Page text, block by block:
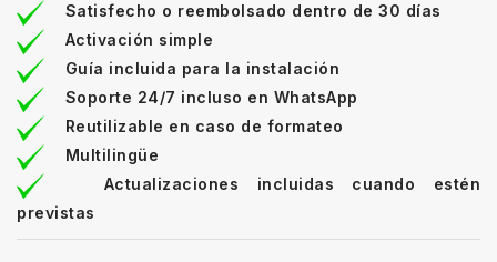
Satisfecho o reembolsado dentro de 30 días
Activación simple
Guía incluida para la instalación
Soporte 24/7 incluso en WhatsApp
Reutilizable en caso de formateo
Multilingüe
Actualizaciones incluidas cuando estén
previstas